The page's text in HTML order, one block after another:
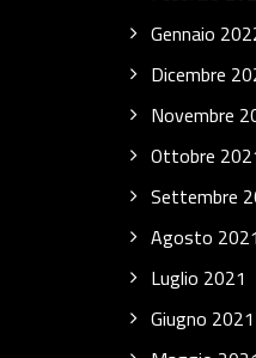
Gennaio
Dicembre
Novembre
Ottobre
Settembre
Agosto 2021
Luglio 2021
Giugno 2021